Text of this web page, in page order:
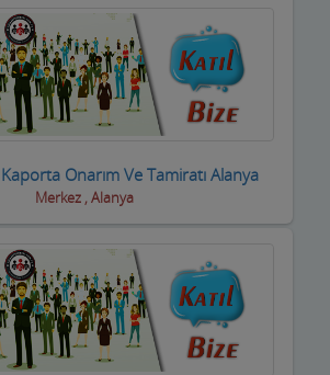
Onarım Ve Tamiratı Alanya
Merkez , Alanya